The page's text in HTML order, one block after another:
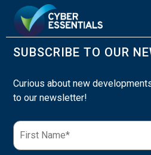
SUBSCRIBE TO OUR
Curious about new
to our newsletter!